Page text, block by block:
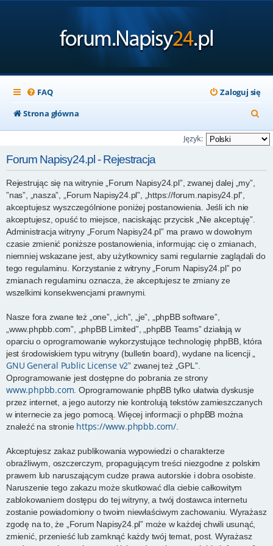
FAQ
Zaloguj się
Strona główna
z
u
Język:
Forum Napisy24.pl - Rejestracja
Rejestrując się na witrynie „Forum Napisy24.pl”, zwanej dalej „my”,
”nas”, „nasza”, „Forum Napisy24.pl”, „https://forum.napisy24.pl”,
akceptujesz wyszczególnione poniżej postanowienia. Jeśli ich nie
akceptujesz, opuść to miejsce, naciskając przycisk „Nie akceptuję”.
Administracja witryny „Forum Napisy24.pl” ma prawo w dowolnym
czasie zmienić poniższe postanowienia, informując cię o zmianach,
niemniej wskazane jest, aby użytkownicy sami regularnie zaglądali do
tego regulaminu. Korzystanie z witryny „Forum Napisy24.pl” po
zmianach regulaminu oznacza, że akceptujesz te zmiany ze
wszelkimi konsekwencjami prawnymi.
Nasze fora zwane też „one”, „ich”, „je”, „phpBB software”,
„www.phpbb.com”, „phpBB Limited”, „phpBB Teams” działają w
oparciu o oprogramowanie wykorzystujące technologię phpBB, która
jest środowiskiem typu witryny (bulletin board), wydane na licencji „
GNU General Public License v2” zwanej też „GPL”.
Oprogramowanie jest dostępne do pobrania ze strony
www.phpbb.com . Oprogramowanie phpBB tylko ułatwia dyskusje
przez internet, a jego autorzy nie kontrolują tekstów zamieszczanych
w internecie za jego pomocą. Więcej informacji o phpBB można
znaleźć na stronie https://www.phpbb.com/.
Akceptujesz zakaz publikowania wypowiedzi o charakterze
obraźliwym, oszczerczym, propagującym treści niezgodne z polskim
prawem lub naruszającym cudze prawa autorskie i dobra osobiste.
Naruszenie tego zakazu może skutkować dla ciebie całkowitym
zablokowaniem dostępu do tej witryny, a twój dostawca internetu
zostanie powiadomiony o twoim niewłaściwym zachowaniu. Wyrażasz
zgodę na to, że „Forum Napisy24.pl” może w każdej chwili usunąć,
zmienić, przenieść lub zamknąć każdy twój temat, post. Wyrażasz